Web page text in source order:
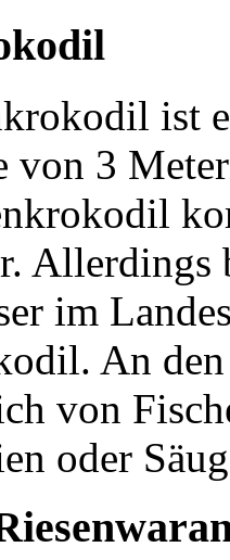
ist
von 3
Allerdings
im
An
von
oder